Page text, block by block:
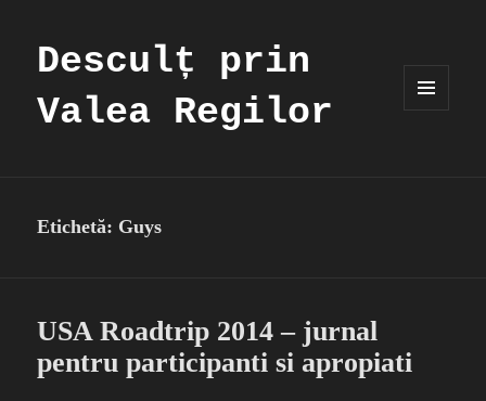
Desculț prin
Valea Regilor
Etichetă: Guys
USA Roadtrip 2014 – jurnal
pentru participanti si apropiati